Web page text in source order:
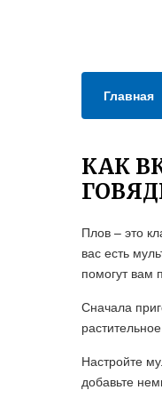
Главная
КАК
Плов – это
вас есть
помогут вам
Сначала
Настройте
добавьте